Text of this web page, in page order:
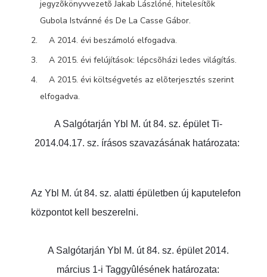
jegyzõkönyvvezetõ Jakab Lászlóné, hitelesítõk
Gubola Istvánné és De La Casse Gábor.
A 2014. évi beszámoló elfogadva.
A 2015. évi felújítások: lépcsõházi ledes világítás.
A 2015. évi költségvetés az elõterjesztés szerint
elfogadva.
A Salgótarján Ybl M. út 84. sz. épület Ti-
2014.04.17. sz. írásos szavazásának határozata:
Az Ybl M. út 84. sz. alatti épületben új kaputelefon
központot kell beszerelni.
A Salgótarján Ybl M. út 84. sz. épület 2014.
március 1-i Taggyûlésének határozata: